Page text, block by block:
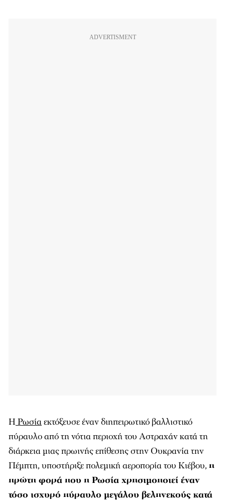
ΗΡωσίαεκτόξευσε έναν διηπειρωτικό βαλλιστικό
πύραυλο από τη νότια περιοχή του Αστραχάν κατά τη
διάρκεια μιας πρωινής επίθεσης στην Ουκρανία την
Πέμπτη, υποστήριξε πολεμική αεροπορία του Κιέβου, η
πρώτη φορά που η Ρωσία χρησιμοποιεί έναν
τόσο ισχυρό πύραυλο μεγάλου βεληνεκούς κατά